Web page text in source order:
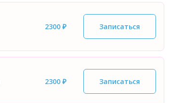
2300 ₽ Записаться
2300 ₽ Записаться